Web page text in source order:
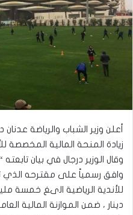
أعلن وزير الشباب والرياضة
زيادة المنحة المالية المخصصة
وقال الوزير درجال في بيان تابعته
وافق رسمياً على مقترحه الذي
للأندية الرياضية الىغ خمسة
دينار ، ضمن الموازنة المالية